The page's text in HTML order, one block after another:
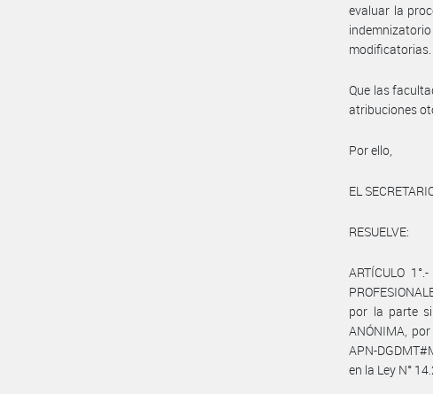
evaluar la
modificatorias.
Que las
atribuciones
Por ello,
EL
RESUELVE:
ARTÍCULO
por la parte
ANÓNIMA,
APN-
en la Ley N°